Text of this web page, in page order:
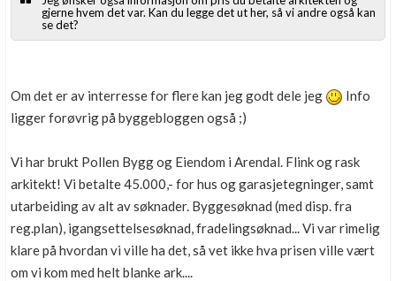
gjerne hvem det var. Kan du legge det ut her, så vi andre også kan
se det?
Om det er av interresse for flere kan jeg godt dele jeg
Info
ligger forøvrig på byggebloggen også ;)
Vi har brukt Pollen Bygg og Eiendom i Arendal. Flink og rask
arkitekt! Vi betalte 45.000,- for hus og garasjetegninger, samt
utarbeiding av alt av søknader. Byggesøknad (med disp. fra
reg.plan), igangsettelsesøknad, fradelingsøknad... Vi var rimelig
klare på hvordan vi ville ha det, så vet ikke hva prisen ville vært
om vi kom med helt blanke ark....